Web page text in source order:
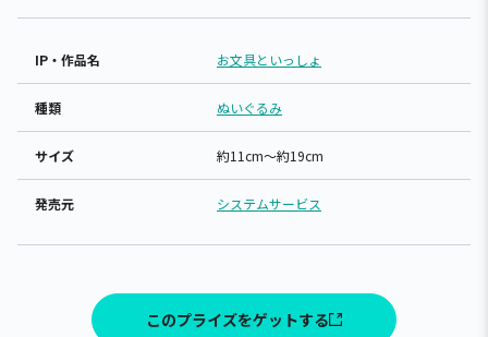
IP・作品名 お文具といっしょ
種類 ぬいぐるみ
サイズ 約11cm～約19cm
発売元 システムサービス
このプライズをゲットする